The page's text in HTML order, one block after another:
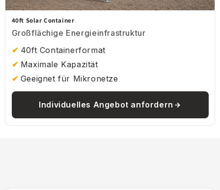
40ft Solar Container
Großflächige Energieinfrastruktur
40ft Containerformat
Maximale Kapazität
Geeignet für Mikronetze
Individuelles Angebot anfordern